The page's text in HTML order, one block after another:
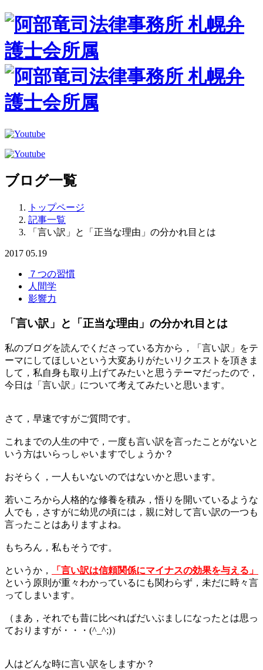
ブログ一覧
トップページ
記事一覧
「言い訳」と「正当な理由」の分かれ目とは
2017 05.19
７つの習慣
人間学
影響力
「言い訳」と「正当な理由」の分かれ目とは
私のブログを読んでくださっている方から，「言い訳」をテ
ーマにしてほしいという大変ありがたいリクエストを頂きま
して，私自身も取り上げてみたいと思うテーマだったので，
今日は「言い訳」について考えてみたいと思います。
さて，早速ですがご質問です。
これまでの人生の中で，一度も言い訳を言ったことがないと
いう方はいらっしゃいますでしょうか？
おそらく，一人もいないのではないかと思います。
若いころから人格的な修養を積み，悟りを開いているような
人でも，さすがに幼児の頃には，親に対して言い訳の一つも
言ったことはありますよね。
もちろん，私もそうです。
というか，
「言い訳は信頼関係にマイナスの効果を与える」
という原則が重々わかっているにも関わらず，未だに時々言
ってしまいます。
（まあ，それでも昔に比べればだいぶましになったとは思っ
ておりますが・・・(^_^;)）
人はどんな時に言い訳をしますか？